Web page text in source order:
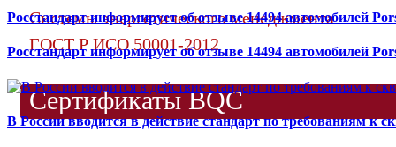
Системы энергетического менеджмента
ГОСТ Р ИСО 50001-2012
Сертификаты BQC
Росстандарт информирует об отзыве 14494 автомобилей
Росстандарт информирует об отзыве 14494 автомобилей
В России вводится в действие стандарт по требованиям к